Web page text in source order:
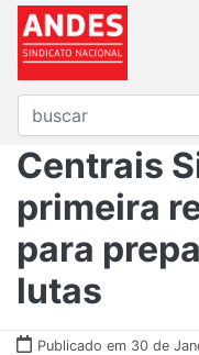
Centrais
primeira
para
lutas
Publicado em 30 de